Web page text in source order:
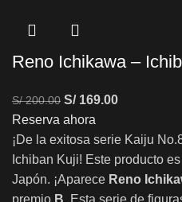
Reno Ichikawa –
S/200.00 S/169.00
Reserva ahora
¡De la exitosa serie Kaiju
Ichiban Kuji! Este producto
Japón. ¡Aparece Reno